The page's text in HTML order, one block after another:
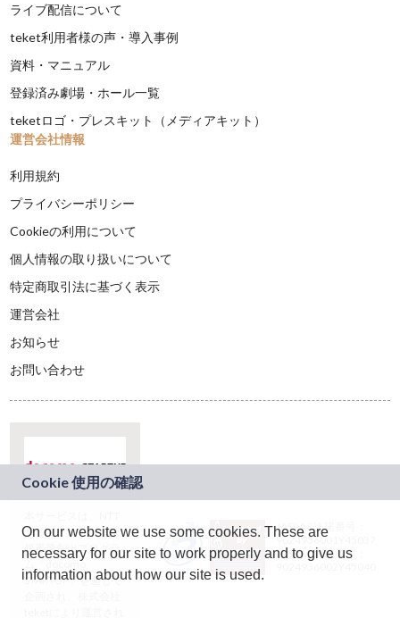
ライブ配信について
teket利用者様の声・導入事例
資料・マニュアル
登録済み劇場・ホール一覧
teketロゴ・プレスキット（メディアキット）
運営会社情報
利用規約
プライバシーポリシー
Cookieの利用について
個人情報の取り扱いについて
特定商取引法に基づく表示
運営会社
お知らせ
お問い合わせ
ドコモグループの新
規事業創出プログラ
ム「docomo
STARTUP」を通じて
JASRAC許諾番号：
9024936001Y45037
JASRAC許諾番号：
On our website we use some cookies. These are
necessary for our site to work properly and to give us
information about how our site is used.